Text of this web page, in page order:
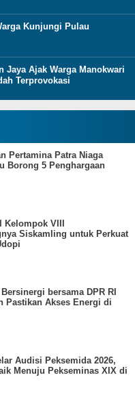
Kunjungi Pulau
Jaya Ajak Warga Manokwari
Terprovokasi
Pertamina Patra Niaga
Borong 5 Penghargaan
Kelompok VIII
Siskamling untuk Perkuat
bersama DPR RI
Pastikan Akses Energi di
Audisi Peksemida 2026,
Menuju Pekseminas XIX di